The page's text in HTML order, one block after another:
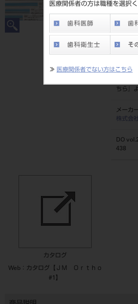
医療関係者の方は職種を選択く
≫ 医療関係者でない方はこちら
JAN/
標準価
覧くだ
ネット
ちら
』
メーカ
株式会
DO
438
カタログ
Web：カタログ【ＪＭ Ｏｒｔｈｏ
#1】